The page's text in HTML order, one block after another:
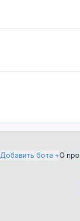
Замена лиц
Играй и зарабатывай
Игровые предметы и
скины
Телеграм
Добавить бота +О